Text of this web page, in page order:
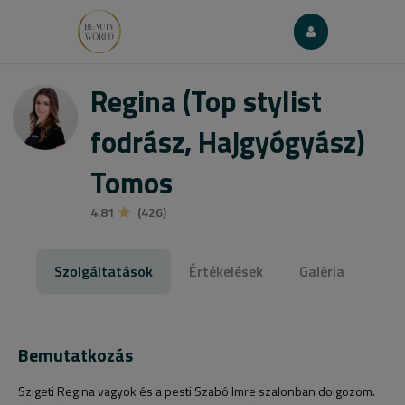
Regina (Top stylist
fodrász, Hajgyógyász)
Tomos
4.81 (426)
Szolgáltatások Értékelések Galéria
Bemutatkozás
Szigeti Regina vagyok és a pesti Szabó Imre szalonban dolgozom.